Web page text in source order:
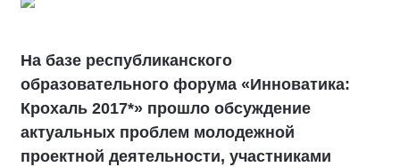
На базе республиканского
образовательного форума «Инноватика:
Крохаль 2017*» прошло обсуждение
актуальных проблем молодежной
проектной деятельности, участниками